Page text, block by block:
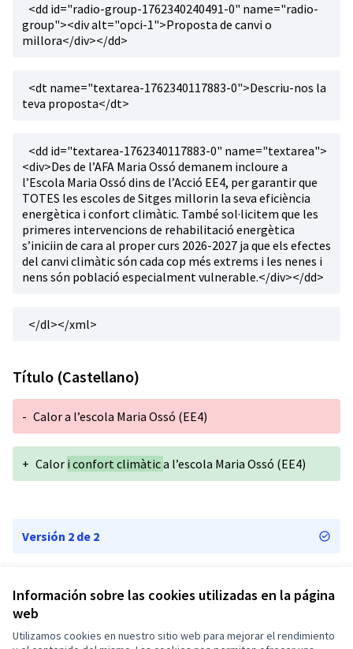
Información sobre las cookies utilizadas en la página
web
Utilizamos cookies en nuestro sitio web para mejorar el rendimiento
<dd id="radio-group-1762340240491-0" name="radio-
group"><div alt="opci-1">Proposta de canvi o
millora</div></dd>
<dt name="textarea-1762340117883-0">Descriu-nos la
teva proposta</dt>
<dd id="textarea-1762340117883-0" name="textarea">
<div>Des de l’AFA Maria Ossó demanem incloure a
l’Escola Maria Ossó dins de l’Acció EE4, per garantir que
TOTES les escoles de Sitges millorin la seva eficiència
energètica i confort climàtic. També sol·licitem que les
primeres intervencions de rehabilitació energètica
s’iniciin de cara al proper curs 2026-2027 ja que els efectes
del canvi climàtic són cada cop més extrems i les nenes i
nens són població especialment vulnerable.</div></dd>
</dl></xml>
Título (Castellano)
- Calor a l’escola Maria Ossó (EE4)
+ Calor i confort climàtica l’escola Maria Ossó (EE4)
Versión 2 de 2
Términos y condiciones de uso